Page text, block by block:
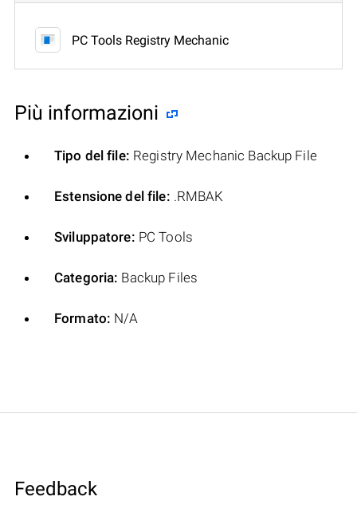
PC Tools Registry Mechanic
Più informazioni
Tipo del file: Registry Mechanic Backup File
Estensione del file: .RMBAK
Sviluppatore: PC Tools
Categoria: Backup Files
Formato: N/A
Feedback